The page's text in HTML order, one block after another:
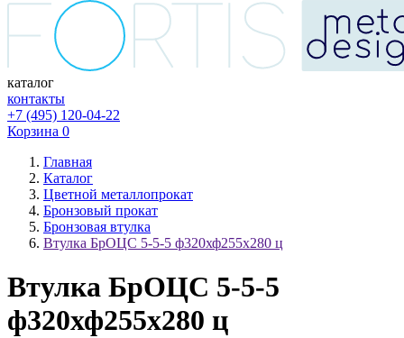
каталог
контакты
+7 (495) 120-04-22
Корзина 0
Главная
Каталог
Цветной металлопрокат
Бронзовый прокат
Бронзовая втулка
Втулка БрОЦС 5-5-5 ф320хф255х280 ц
Втулка БрОЦС 5-5-5
ф320хф255х280 ц